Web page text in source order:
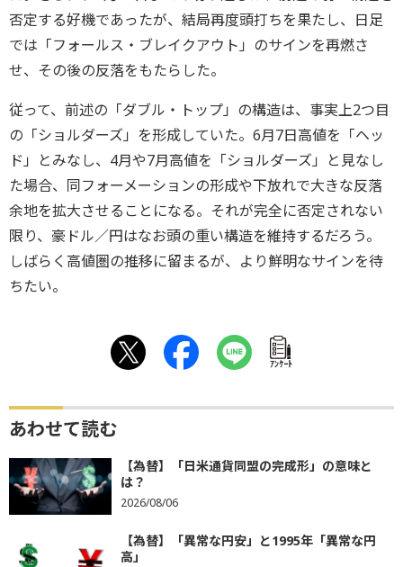
否定する好機であったが、結局再度頭打ちを果たし、日足
では「フォールス・ブレイクアウト」のサインを再燃さ
せ、その後の反落をもたらした。
従って、前述の「ダブル・トップ」の構造は、事実上2つ目
の「ショルダーズ」を形成していた。6月7日高値を「ヘッ
ド」とみなし、4月や7月高値を「ショルダーズ」と見なし
た場合、同フォーメーションの形成や下放れで大きな反落
余地を拡大させることになる。それが完全に否定されない
限り、豪ドル／円はなお頭の重い構造を維持するだろう。
しばらく高値圏の推移に留まるが、より鮮明なサインを待
ちたい。
ｱﾝｹｰﾄ
あわせて読む
【為替】「日米通貨同盟の完成形」の意味と
は？
2026/08/06
【為替】「異常な円安」と1995年「異常な円
高」